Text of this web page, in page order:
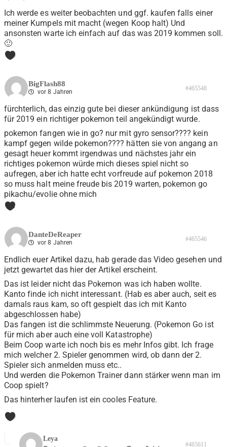
Ich werde es weiter beobachten und ggf. kaufen falls einer
meiner Kumpels mit macht (wegen Koop halt) Und
ansonsten warte ich einfach auf das was 2019 kommen soll.
🙂
0
BigFlash88
vor 8 Jahren #465548
fürchterlich, das einzig gute bei dieser ankündigung ist dass
für 2019 ein richtiger pokemon teil angekündigt wurde.
pokemon fangen wie in go? nur mit gyro sensor???? kein
kampf gegen wilde pokemon???? hätten sie von angang an
gesagt heuer kommt irgendwas und nächstes jahr ein
richtiges pokemon würde mich dieses spiel nicht so
aufregen, aber ich hatte echt vorfreude auf pokemon 2018
so muss halt meine freude bis 2019 warten, pokemon go
pikachu/evolie ohne mich
1
DanteDeReaper
vor 8 Jahren #465546
Endlich euer Artikel dazu, hab gerade das Video gesehen und
jetzt gewartet das hier der Artikel erscheint.
Das ist leider nicht das Pokemon was ich haben wollte.
Kanto finde ich nicht interessant. (Hab es aber auch, seit es
damals raus kam, so oft gespielt das ich mit Kanto
abgeschlossen habe)
Das fangen ist die schlimmste Neuerung. (Pokemon Go ist
für mich aber auch eine voll Katastrophe)
Beim Coop warte ich noch bis es mehr Infos gibt. Ich frage
mich welcher 2. Spieler genommen wird, ob dann der 2.
Spieler sich anmelden muss etc..
Und werden die Pokemon Trainer dann stärker wenn man im
Coop spielt?
Das hinterher laufen ist ein cooles Feature.
0
Leya
#465611